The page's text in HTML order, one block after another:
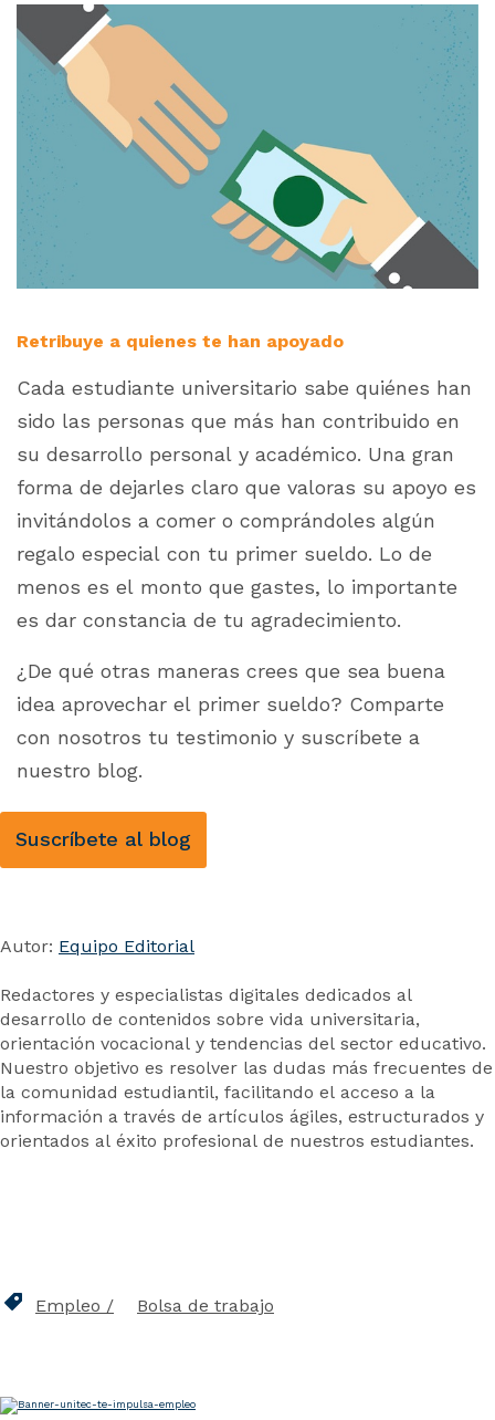
Retribuye a quienes te han apoyado
Cada estudiante universitario sabe quiénes han
sido las personas que más han contribuido en
su desarrollo personal y académico. Una gran
forma de dejarles claro que valoras su apoyo es
invitándolos a comer o comprándoles algún
regalo especial con tu primer sueldo. Lo de
menos es el monto que gastes, lo importante
es dar constancia de tu agradecimiento.
¿De qué otras maneras crees que sea buena
idea aprovechar el primer sueldo? Comparte
con nosotros tu testimonio y suscríbete a
nuestro blog.
Suscríbete al blog
Autor: Equipo Editorial
Redactores y especialistas digitales dedicados al
desarrollo de contenidos sobre vida universitaria,
orientación vocacional y tendencias del sector educativo.
Nuestro objetivo es resolver las dudas más frecuentes de
la comunidad estudiantil, facilitando el acceso a la
información a través de artículos ágiles, estructurados y
orientados al éxito profesional de nuestros estudiantes.
Empleo Bolsa de trabajo